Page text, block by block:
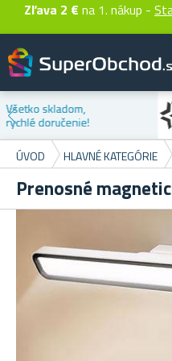
Zľava 2 € na 1. nákup -
ÚVOD HLAVNÉ KATEGÓRIE
Prenosné